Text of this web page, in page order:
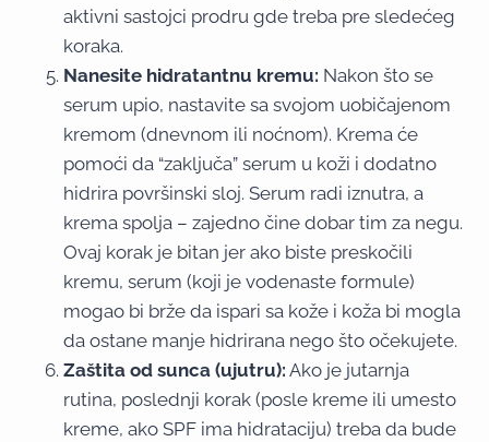
aktivni sastojci prodru gde treba pre sledećeg
koraka.
Nanesite hidratantnu kremu: Nakon što se
serum upio, nastavite sa svojom uobičajenom
kremom (dnevnom ili noćnom). Krema će
pomoći da “zaključa” serum u koži i dodatno
hidrira površinski sloj. Serum radi iznutra, a
krema spolja – zajedno čine dobar tim za negu.
Ovaj korak je bitan jer ako biste preskočili
kremu, serum (koji je vodenaste formule)
mogao bi brže da ispari sa kože i koža bi mogla
da ostane manje hidrirana nego što očekujete.
Zaštita od sunca (ujutru): Ako je jutarnja
rutina, poslednji korak (posle kreme ili umesto
kreme, ako SPF ima hidrataciju) treba da bude